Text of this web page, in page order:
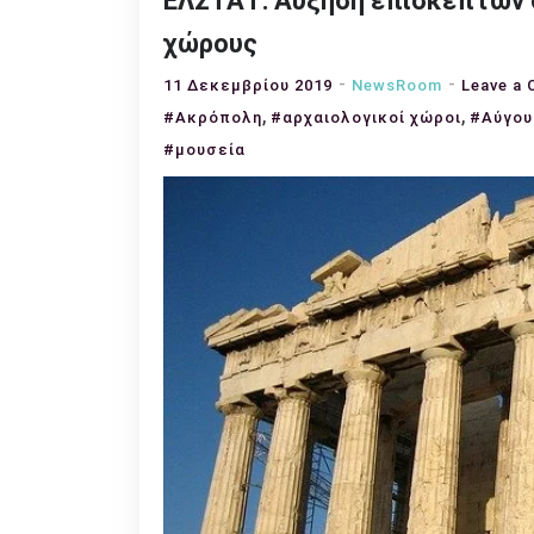
χώρους
11 Δεκεμβρίου 2019 NewsRoom Leave a
#Ακρόπολη, #αρχαιολογικοί χώροι,
#μουσεία